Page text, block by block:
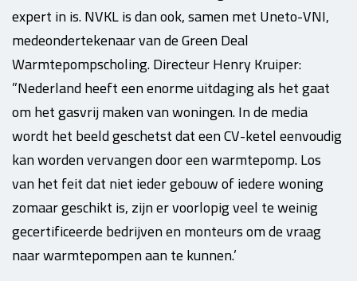
expert in is. NVKL is dan ook, samen met Uneto-VNI,
medeondertekenaar van de Green Deal
Warmtepompscholing. Directeur Henry Kruiper:
”Nederland heeft een enorme uitdaging als het gaat
om het gasvrij maken van woningen. In de media
wordt het beeld geschetst dat een CV-ketel eenvoudig
kan worden vervangen door een warmtepomp. Los
van het feit dat niet ieder gebouw of iedere woning
zomaar geschikt is, zijn er voorlopig veel te weinig
gecertificeerde bedrijven en monteurs om de vraag
naar warmtepompen aan te kunnen.’